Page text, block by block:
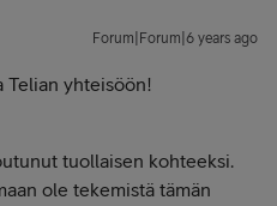
Forum|Forum|6 years ago
Telian yhteisöön!
tuollaisen kohteeksi.
ole tekemistä tämän